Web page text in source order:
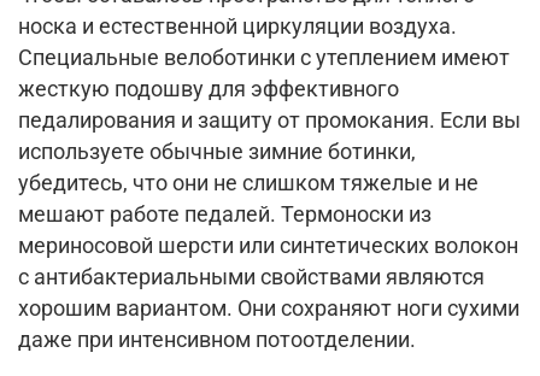
носка и естественной циркуляции воздуха.
Специальные велоботинки с утеплением имеют
жесткую подошву для эффективного
педалирования и защиту от промокания. Если вы
используете обычные зимние ботинки,
убедитесь, что они не слишком тяжелые и не
мешают работе педалей. Термоноски из
мериносовой шерсти или синтетических волокон
с антибактериальными свойствами являются
хорошим вариантом. Они сохраняют ноги сухими
даже при интенсивном потоотделении.